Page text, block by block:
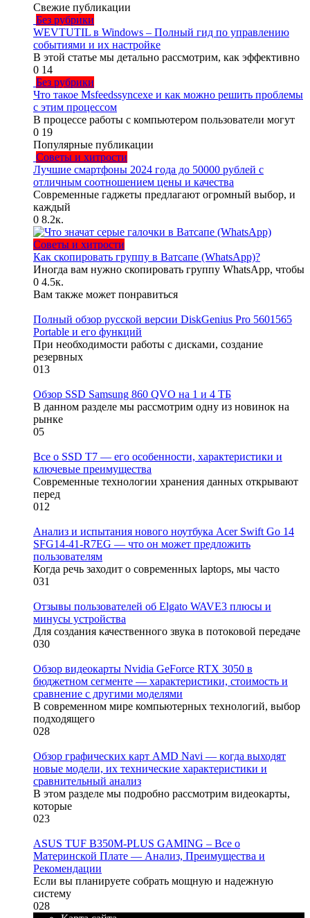
Свежие публикации
Без рубрики
WEVTUTIL в Windows – Полный гид по управлению
событиями и их настройке
В этой статье мы детально рассмотрим, как эффективно
0 14
Без рубрики
Что такое Msfeedssyncexe и как можно решить проблемы
с этим процессом
В процессе работы с компьютером пользователи могут
0 19
Популярные публикации
Советы и хитрости
Лучшие смартфоны 2024 года до 50000 рублей с
отличным соотношением цены и качества
Современные гаджеты предлагают огромный выбор, и
каждый
0 8.2к.
Советы и хитрости
Как скопировать группу в Ватсапе (WhatsApp)?
Иногда вам нужно скопировать группу WhatsApp, чтобы
0 4.5к.
Вам также может понравиться
Полный обзор русской версии DiskGenius Pro 5601565
Portable и его функций
При необходимости работы с дисками, создание
резервных
013
Обзор SSD Samsung 860 QVO на 1 и 4 ТБ
В данном разделе мы рассмотрим одну из новинок на
рынке
05
Все о SSD T7 — его особенности, характеристики и
ключевые преимущества
Современные технологии хранения данных открывают
перед
012
Анализ и испытания нового ноутбука Acer Swift Go 14
SFG14-41-R7EG — что он может предложить
пользователям
Когда речь заходит о современных laptops, мы часто
031
Отзывы пользователей об Elgato WAVE3 плюсы и
минусы устройства
Для создания качественного звука в потоковой передаче
030
Обзор видеокарты Nvidia GeForce RTX 3050 в
бюджетном сегменте — характеристики, стоимость и
сравнение с другими моделями
В современном мире компьютерных технологий, выбор
подходящего
028
Обзор графических карт AMD Navi — когда выходят
новые модели, их технические характеристики и
сравнительный анализ
В этом разделе мы подробно рассмотрим видеокарты,
которые
023
ASUS TUF B350M-PLUS GAMING – Все о
Материнской Плате — Анализ, Преимущества и
Рекомендации
Если вы планируете собрать мощную и надежную
систему
028